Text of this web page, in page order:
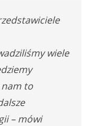
wiele
nam to
– mówi